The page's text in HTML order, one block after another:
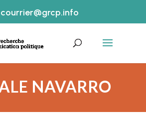
courrier@grcp.info
NAVARRO